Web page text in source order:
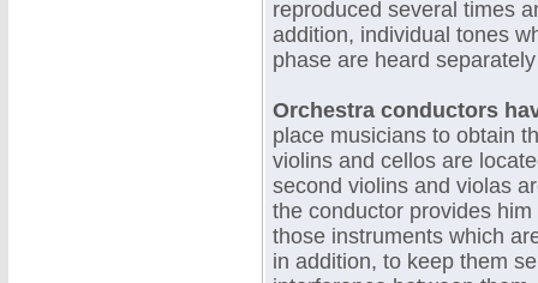
reproduced several times
addition, individual tones
phase are heard
Orchestra conductors
place musicians to obtain
violins and cellos are
second violins and violas
the conductor provides
those instruments which
in addition, to keep them